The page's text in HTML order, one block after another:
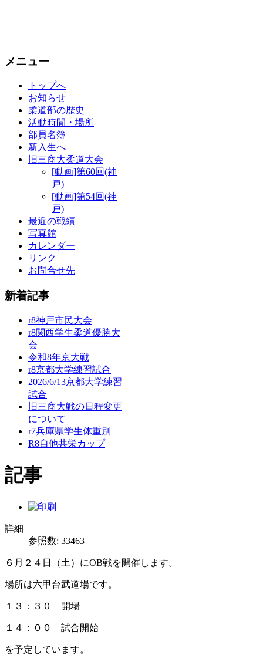
メニュー
トップへ
お知らせ
柔道部の歴史
活動時間・場所
部員名簿
新入生へ
旧三商大柔道大会
[動画]第60回(神
戸)
[動画]第54回(神
戸)
最近の戦績
写真館
カレンダー
リンク
お問合せ先
新着記事
r8神戸市民大会
r8関西学生柔道優勝大
会
令和8年京大戦
r8京都大学練習試合
2026/6/13京都大学練習
試合
旧三商大戦の日程変更
について
r7兵庫県学生体重別
R8自他共栄カップ
記事
詳細
参照数: 33463
６月２４日（土）にOB戦を開催します。
場所は六甲台武道場です。
１３：３０ 開場
１４：００ 試合開始
を予定しています。